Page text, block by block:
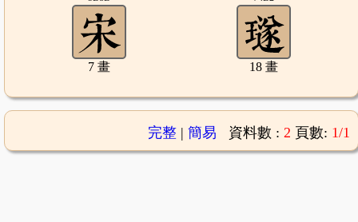
7 畫 18 畫
完整| 簡易 資料數 : 2 頁數: 1/1